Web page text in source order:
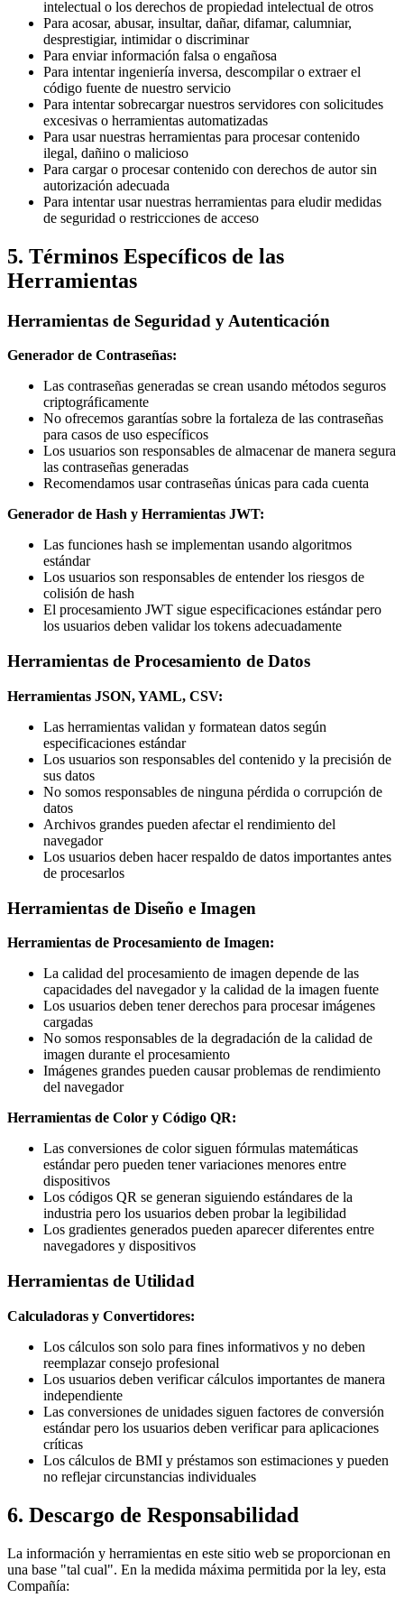
intelectual o los derechos de propiedad intelectual de otros
Para acosar, abusar, insultar, dañar, difamar, calumniar,
desprestigiar, intimidar o discriminar
Para enviar información falsa o engañosa
Para intentar ingeniería inversa, descompilar o extraer el
código fuente de nuestro servicio
Para intentar sobrecargar nuestros servidores con solicitudes
excesivas o herramientas automatizadas
Para usar nuestras herramientas para procesar contenido
ilegal, dañino o malicioso
Para cargar o procesar contenido con derechos de autor sin
autorización adecuada
Para intentar usar nuestras herramientas para eludir medidas
de seguridad o restricciones de acceso
5. Términos Específicos de las
Herramientas
Herramientas de Seguridad y Autenticación
Generador de Contraseñas:
Las contraseñas generadas se crean usando métodos seguros
criptográficamente
No ofrecemos garantías sobre la fortaleza de las contraseñas
para casos de uso específicos
Los usuarios son responsables de almacenar de manera segura
las contraseñas generadas
Recomendamos usar contraseñas únicas para cada cuenta
Generador de Hash y Herramientas JWT:
Las funciones hash se implementan usando algoritmos
estándar
Los usuarios son responsables de entender los riesgos de
colisión de hash
El procesamiento JWT sigue especificaciones estándar pero
los usuarios deben validar los tokens adecuadamente
Herramientas de Procesamiento de Datos
Herramientas JSON, YAML, CSV:
Las herramientas validan y formatean datos según
especificaciones estándar
Los usuarios son responsables del contenido y la precisión de
sus datos
No somos responsables de ninguna pérdida o corrupción de
datos
Archivos grandes pueden afectar el rendimiento del
navegador
Los usuarios deben hacer respaldo de datos importantes antes
de procesarlos
Herramientas de Diseño e Imagen
Herramientas de Procesamiento de Imagen:
La calidad del procesamiento de imagen depende de las
capacidades del navegador y la calidad de la imagen fuente
Los usuarios deben tener derechos para procesar imágenes
cargadas
No somos responsables de la degradación de la calidad de
imagen durante el procesamiento
Imágenes grandes pueden causar problemas de rendimiento
del navegador
Herramientas de Color y Código QR:
Las conversiones de color siguen fórmulas matemáticas
estándar pero pueden tener variaciones menores entre
dispositivos
Los códigos QR se generan siguiendo estándares de la
industria pero los usuarios deben probar la legibilidad
Los gradientes generados pueden aparecer diferentes entre
navegadores y dispositivos
Herramientas de Utilidad
Calculadoras y Convertidores:
Los cálculos son solo para fines informativos y no deben
reemplazar consejo profesional
Los usuarios deben verificar cálculos importantes de manera
independiente
Las conversiones de unidades siguen factores de conversión
estándar pero los usuarios deben verificar para aplicaciones
críticas
Los cálculos de BMI y préstamos son estimaciones y pueden
no reflejar circunstancias individuales
6. Descargo de Responsabilidad
La información y herramientas en este sitio web se proporcionan en
una base "tal cual". En la medida máxima permitida por la ley, esta
Compañía: